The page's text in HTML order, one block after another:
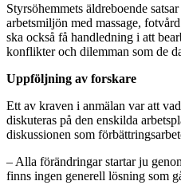
Styrsöhemmets äldreboende
arbetsmiljön med massage,
ska också få handledning i att
konflikter och dilemman som de
Uppföljning av forskare
Ett av kraven i anmälan var att
diskuteras på den enskilda
diskussionen som
– Alla förändringar startar ju
finns ingen generell lösning som